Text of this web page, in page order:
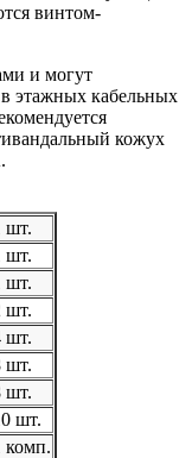
винтом-
и могут
в этажных кабельных
кожух
шт.
шт.
шт.
шт.
шт.
шт.
шт.
шт.
комп.